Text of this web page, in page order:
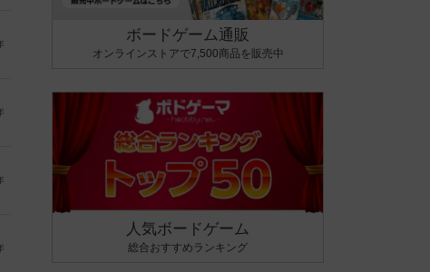
ボードゲーム通販
オンラインストアで7,500商品を販売中
人気ボードゲーム
総合おすすめランキング